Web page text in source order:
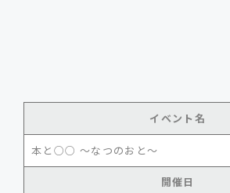
イベント名
本と○○ ～なつのおと～
開催日